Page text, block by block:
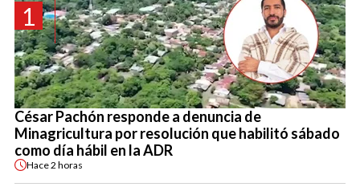
1
César Pachón responde a denuncia de
Minagricultura por resolución que habilitó sábado
como día hábil en la ADR
Hace2 horas